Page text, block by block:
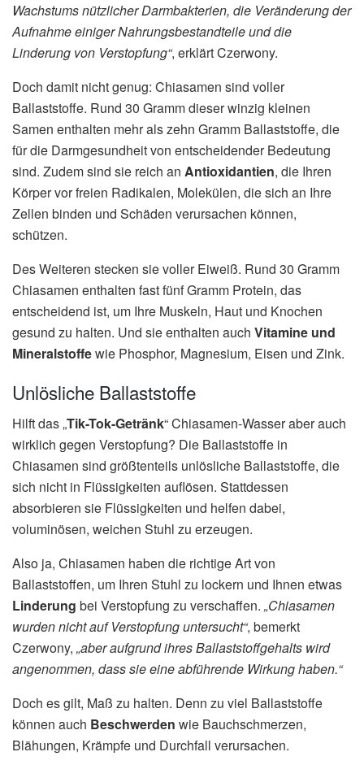
Wachstums nützlicher Darmbakterien, die Veränderung der
Aufnahme einiger Nahrungsbestandteile und die
Linderung von Verstopfung“, erklärt Czerwony.
Doch damit nicht genug: Chiasamen sind voller
Ballaststoffe. Rund 30 Gramm dieser winzig kleinen
Samen enthalten mehr als zehn Gramm Ballaststoffe, die
für die Darmgesundheit von entscheidender Bedeutung
sind. Zudem sind sie reich an Antioxidantien, die Ihren
Körper vor freien Radikalen, Molekülen, die sich an Ihre
Zellen binden und Schäden verursachen können,
schützen.
Des Weiteren stecken sie voller Eiweiß. Rund 30 Gramm
Chiasamen enthalten fast fünf Gramm Protein, das
entscheidend ist, um Ihre Muskeln, Haut und Knochen
gesund zu halten. Und sie enthalten auch Vitamine und
Mineralstoffewie Phosphor, Magnesium, Eisen und Zink.
Unlösliche Ballaststoffe
Hilft das „Tik-Tok-Getränk“ Chiasamen-Wasser aber auch
wirklich gegen Verstopfung? Die Ballaststoffe in
Chiasamen sind größtenteils unlösliche Ballaststoffe, die
sich nicht in Flüssigkeiten auflösen. Stattdessen
absorbieren sie Flüssigkeiten und helfen dabei,
voluminösen, weichen Stuhl zu erzeugen.
Also ja, Chiasamen haben die richtige Art von
Ballaststoffen, um Ihren Stuhl zu lockern und Ihnen etwas
Linderung bei Verstopfung zu verschaffen. „Chiasamen
wurden nicht auf Verstopfung untersucht“, bemerkt
Czerwony, „aber aufgrund ihres Ballaststoffgehalts wird
angenommen, dass sie eine abführende Wirkung haben.“
Doch es gilt, Maß zu halten. Denn zu viel Ballaststoffe
können auch Beschwerden wie Bauchschmerzen,
Blähungen, Krämpfe und Durchfall verursachen.